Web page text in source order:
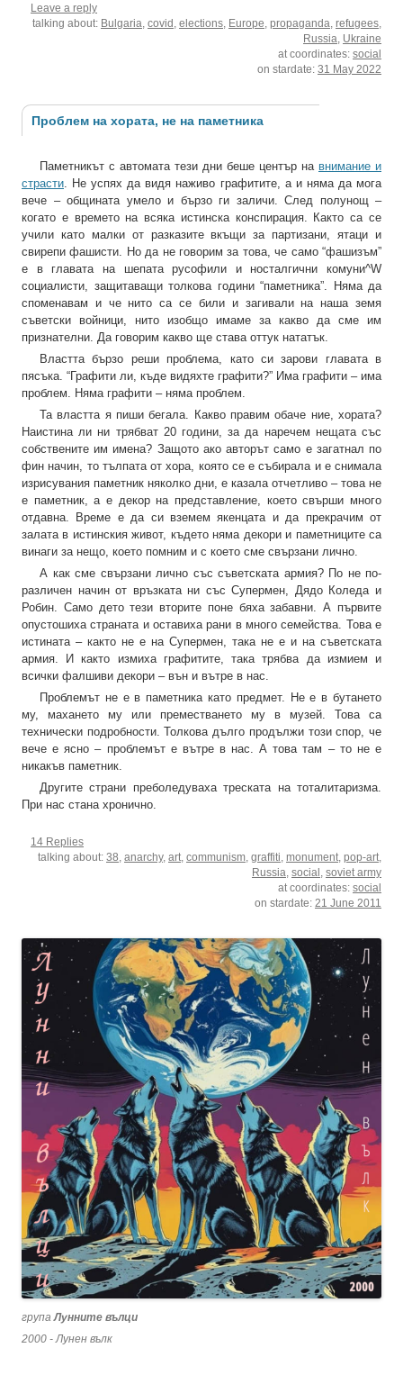
Leave a reply
talking about: Bulgaria covid elections Europe propaganda refugees
Russia
Ukraine
at coordinates: social
on stardate: 31 May 2022
Проблем на хората, не на паметника
Паметникът с автомата тези дни беше център на внимание и
страсти. Не успях да видя наживо графитите, а и няма да мога
вече – общината умело и бързо ги заличи. След полунощ –
когато е времето на всяка истинска конспирация. Както са се
учили като малки от разказите вкъщи за партизани, ятаци и
свирепи фашисти. Но да не говорим за това, че само “фашизъм”
е в главата на шепата русофили и носталгични комуни^W
социалисти, защитаващи толкова години “паметника”. Няма да
споменавам и че нито са се били и загивали на наша земя
съветски войници, нито изобщо имаме за какво да сме им
признателни. Да говорим какво ще става оттук нататък.
Властта бързо реши проблема, като си зарови главата в
пясъка. “Графити ли, къде видяхте графити?” Има графити – има
проблем. Няма графити – няма проблем.
Та властта я пиши бегала. Какво правим обаче ние, хората?
Наистина ли ни трябват 20 години, за да наречем нещата със
собствените им имена? Защото ако авторът само е загатнал по
фин начин, то тълпата от хора, която се е събирала и е снимала
изрисувания паметник няколко дни, е казала отчетливо – това не
е паметник, а е декор на представление, което свърши много
отдавна. Време е да си вземем якенцата и да прекрачим от
залата в истинския живот, където няма декори и паметниците са
винаги за нещо, което помним и с което сме свързани лично.
А как сме свързани лично със съветската армия? По не по-
различен начин от връзката ни със Супермен, Дядо Коледа и
Робин. Само дето тези вторите поне бяха забавни. А първите
опустошиха страната и оставиха рани в много семейства. Това е
истината – както не е на Супермен, така не е и на съветската
армия. И както измиха графитите, така трябва да измием и
всички фалшиви декори – вън и вътре в нас.
Проблемът не е в паметника като предмет. Не е в бутането
му, махането му или преместването му в музей. Това са
технически подробности. Толкова дълго продължи този спор, че
вече е ясно – проблемът е вътре в нас. А това там – то не е
никакъв паметник.
Другите страни преболедуваха треската на тоталитаризма.
При нас стана хронично.
14 Replies
talking about: 38 anarchy, art communism graffiti monument pop-art
Russia social
soviet army
at coordinates: social
on stardate: 21 June 2011
групаЛунните вълци
2000 - Лунен вълк